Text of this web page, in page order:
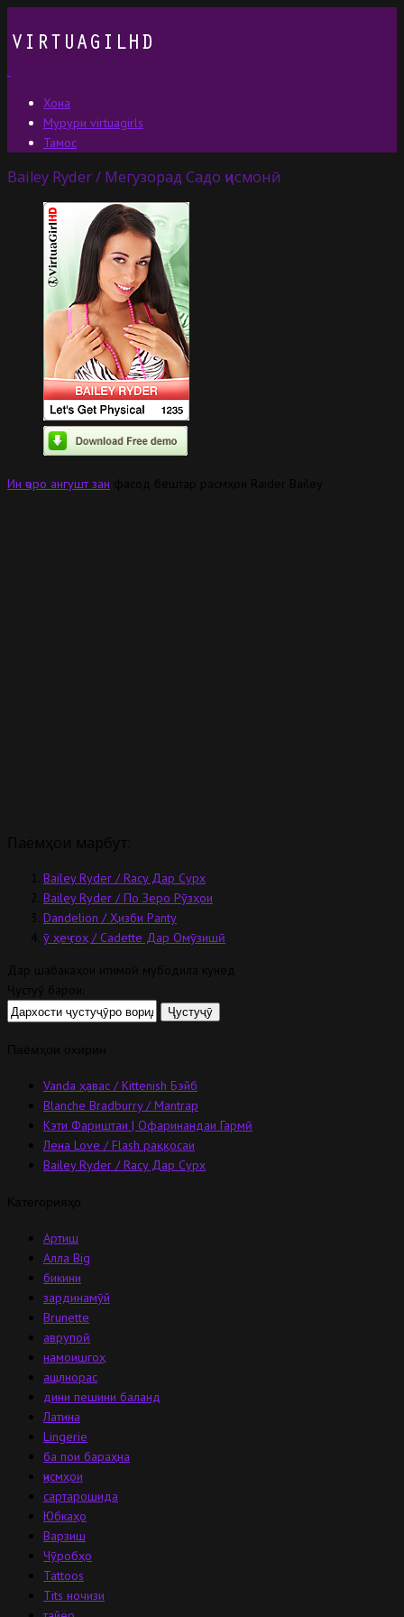
Хона
Мурури virtuagirls
Тамос
Bailey Ryder / Мегузорад Садо ҷисмонӣ
Ин ҷоро ангушт зан
Bailey Ryder / Racy Дар Сурх
Bailey Ryder / По Зеро Рӯзҳои
Dandelion / Ҳизби Panty
ӯ ҳеҷ гоҳ / Cadette Дар Омӯзишӣ
Vanda ҳавас / Kittenish Бэйб
Blanche Bradburry / Mantrap
Кэти Фариштаи | Офаринандаи Гармӣ
Лена Love / Flash раққосаи
Bailey Ryder / Racy Дар Сурх
Артиш
Алла Big
бикини
зардинамӯй
Brunette
аврупоӣ
намоишгоҳ
ащлнорас
дини пешини баланд
Латина
Lingerie
ба пои бараҳна
ҷисмҳои
сартарошида
Юбкаҳо
Варзиш
Чӯробҳо
Tattoos
Tits ночизи